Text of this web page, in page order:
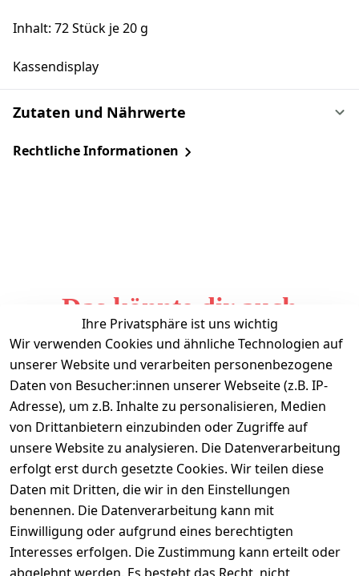
Inhalt: 72 Stück je 20 g
Kassendisplay
Zutaten und Nährwerte
Rechtliche Informationen
Das könnte dir auch
gefallen
Ihre Privatsphäre ist uns wichtig
Wir verwenden Cookies und ähnliche Technologien auf
unserer Website und verarbeiten personenbezogene
Daten von Besucher:innen unserer Webseite (z.B. IP-
Adresse), um z.B. Inhalte zu personalisieren, Medien
von Drittanbietern einzubinden oder Zugriffe auf
unsere Website zu analysieren. Die Datenverarbeitung
erfolgt erst durch gesetzte Cookies. Wir teilen diese
Daten mit Dritten, die wir in den Einstellungen
benennen. Die Datenverarbeitung kann mit
Einwilligung oder aufgrund eines berechtigten
Interesses erfolgen. Die Zustimmung kann erteilt oder
Informationen
Mein Konto